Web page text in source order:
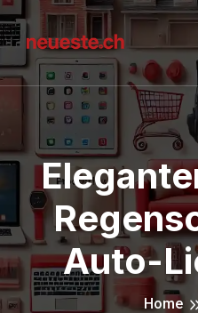
Auto-
Home